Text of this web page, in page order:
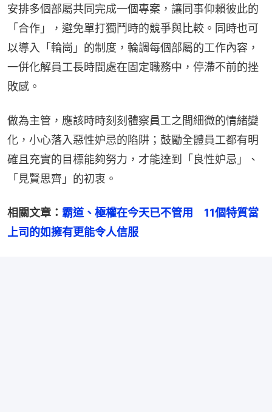
安排多個部屬共同完成一個專案，讓同事仰賴彼此的
「合作」，避免單打獨鬥時的競爭與比較。同時也可
以導入「輪崗」的制度，輪調每個部屬的工作內容，
一併化解員工長時間處在固定職務中，停滯不前的挫
敗感。
做為主管，應該時時刻刻體察員工之間細微的情緒變
化，小心落入惡性妒忌的陷阱；鼓勵全體員工都有明
確且充實的目標能夠努力，才能達到「良性妒忌」、
「見賢思齊」的初衷。
相關文章： 霸道、極權在今天已不管用　11個特質當
上司的如擁有更能令人信服